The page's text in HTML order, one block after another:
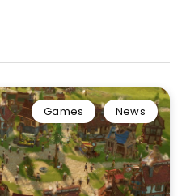
Games News